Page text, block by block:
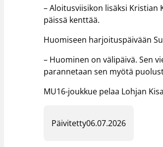
– Aloitusviisikon lisäksi
päissä kenttää.
Huomiseen harjoituspäivään
– Huominen on välipäivä. Sen
parannetaan sen myötä
MU16-joukkue pelaa Lohjan
Päivitetty06.07.2026